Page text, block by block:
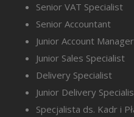
Senior VAT Specialist
Senior Accountant
Junior Account Manager
Junior Sales Specialist
Delivery Specialist
Junior Delivery
Specjalista ds. Kadr i